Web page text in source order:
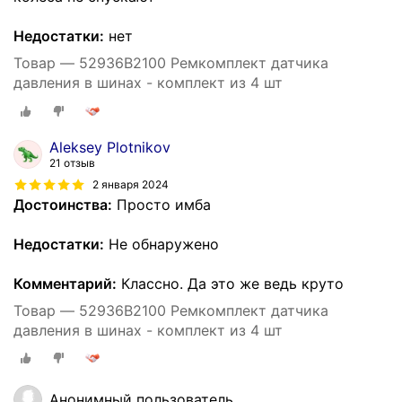
Недостатки: нет
Товар — 52936B2100 Ремкомплект датчика
давления в шинах - комплект из 4 шт
Aleksey Plotnikov
21 отзыв
2 января 2024
Достоинства: Просто имба
Недостатки: Не обнаружено
Комментарий: Классно. Да это же ведь круто
Товар — 52936B2100 Ремкомплект датчика
давления в шинах - комплект из 4 шт